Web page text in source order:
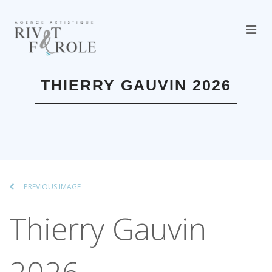
THIERRY GAUVIN 2026
PREVIOUS IMAGE
Thierry Gauvin